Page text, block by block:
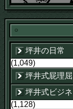
坪井の日常
(1,049)
坪井式屁理屈
坪井式ビジ
(1,128)